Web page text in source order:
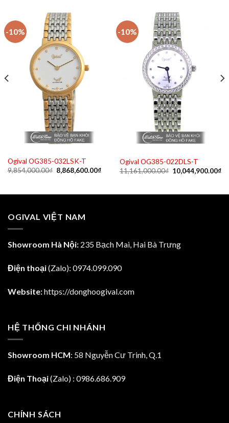
-10%
Ogival OG385-032LSK-T
9,854,000.00₫ Giá
gốc
8,868,600.00₫Giá
8,868,600.00₫.
-10%
Ogival OG385-022DLS-T
11,161,000.00₫ Giá
gốc
10,044,900.00₫
OGIVAL VIỆT NAM
Showroom Hà Nội: 235 Bạch Mai, Hai Bà Trưng
Điện thoại(Zalo): 0974.099.090
Website:https://donghoogival.com
HỆ THỐNG CHI NHÁNH
Showroom HCM: 58 Nguyễn Cư Trinh, Q.1
Điện Thoại(Zalo) : 0986.686.909
CHÍNH SÁCH